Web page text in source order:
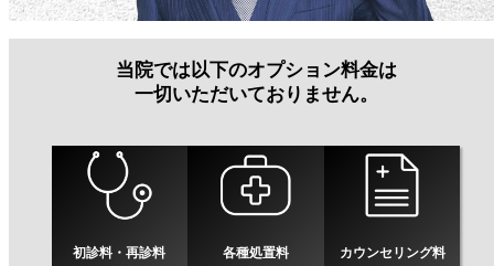
当院では以下のオプション料金は
一切いただいておりません。
初診料・再診料 各種処置料 カウンセリング料